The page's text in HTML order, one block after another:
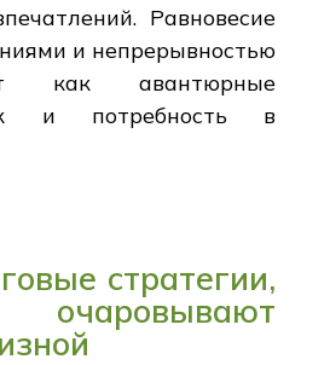
Равновесие
и непрерывностью
как авантюрные
и потребность в
стратегии,
очаровывают